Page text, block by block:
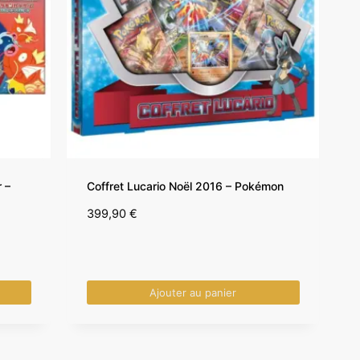
–
Coffret Lucario Noël 2016 – Pokémon
399,90 €
Ajouter au panier